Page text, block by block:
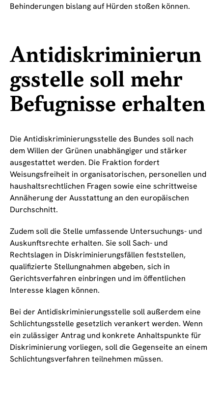
Behinderungen bislang auf Hürden stoßen können.
Antidiskriminierun
gsstelle soll mehr
Befugnisse erhalten
Die Antidiskriminierungsstelle des Bundes soll nach
dem Willen der Grünen unabhängiger und stärker
ausgestattet werden. Die Fraktion fordert
Weisungsfreiheit in organisatorischen, personellen und
haushaltsrechtlichen Fragen sowie eine schrittweise
Annäherung der Ausstattung an den europäischen
Durchschnitt.
Zudem soll die Stelle umfassende Untersuchungs- und
Auskunftsrechte erhalten. Sie soll Sach- und
Rechtslagen in Diskriminierungsfällen feststellen,
qualifizierte Stellungnahmen abgeben, sich in
Gerichtsverfahren einbringen und im öffentlichen
Interesse klagen können.
Bei der Antidiskriminierungsstelle soll außerdem eine
Schlichtungsstelle gesetzlich verankert werden. Wenn
ein zulässiger Antrag und konkrete Anhaltspunkte für
Diskriminierung vorliegen, soll die Gegenseite an einem
Schlichtungsverfahren teilnehmen müssen.